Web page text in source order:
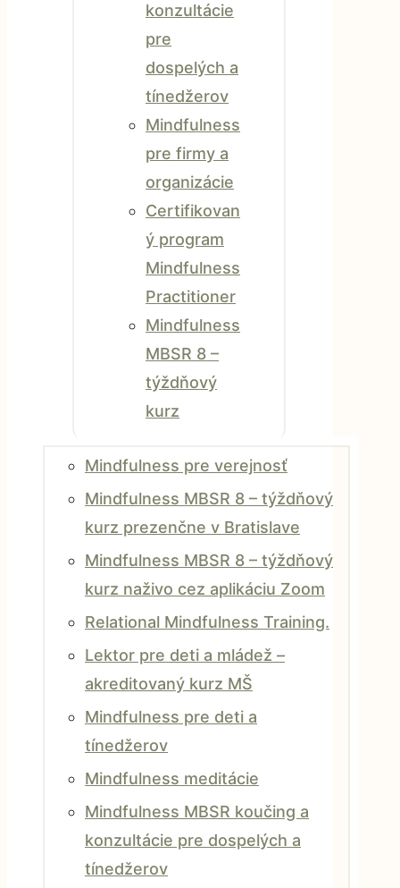
konzultácie
pre
dospelých a
tínedžerov
Mindfulness
pre firmy a
organizácie
Certifikovan
ý program
Mindfulness
Practitioner
Mindfulness
MBSR 8 –
týždňový
kurz
Mindfulness pre verejnosť
Mindfulness MBSR 8 – týždňový
kurz prezenčne v Bratislave
Mindfulness MBSR 8 – týždňový
kurz naživo cez aplikáciu Zoom
Relational Mindfulness Training.
Lektor pre deti a mládež –
akreditovaný kurz MŠ
Mindfulness pre deti a
tínedžerov
Mindfulness meditácie
Mindfulness MBSR koučing a
konzultácie pre dospelých a
tínedžerov